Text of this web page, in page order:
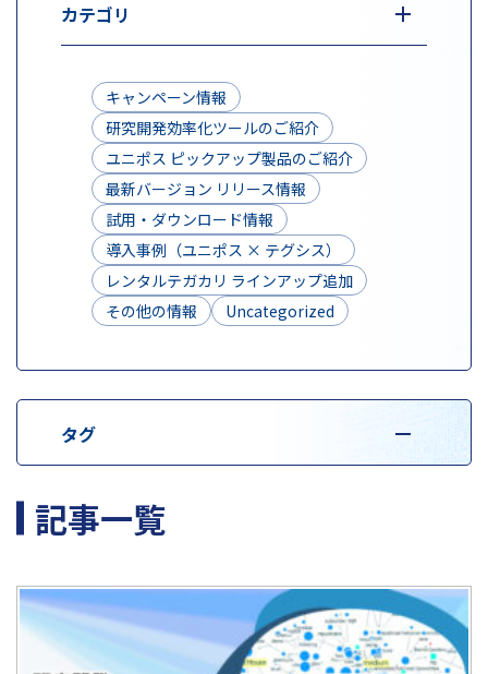
カテゴリ
キャンペーン情報
研究開発効率化ツールのご紹介
ユニポス ピックアップ製品のご紹介
最新バージョン リリース情報
試用・ダウンロード情報
導入事例（ユニポス × テグシス）
レンタルテガカリ ラインアップ追加
その他の情報
Uncategorized
タグ
記事一覧